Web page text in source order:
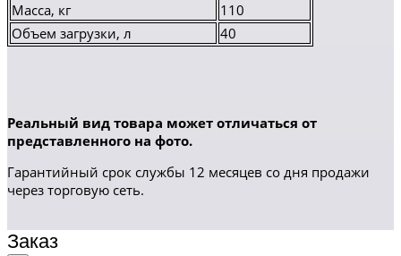
Масса, кг
110
Объем загрузки, л
40
Реальный вид товара может отличаться от
представленного на фото.
Гарантийный срок службы 12 месяцев со дня продажи
через торговую сеть.
Заказ